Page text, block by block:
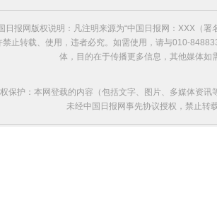
不愿与俄罗斯闹僵
日报网版权说明：凡注明来源为“中国日报网：XXX（
禁止转载、使用，违者必究。如需使用，请与010-
体，目的在于传播更多信息，其他媒体
保护：本网登载的内容（包括文字、图片、多媒体资
未经中国日报网事先协议授权，禁止转